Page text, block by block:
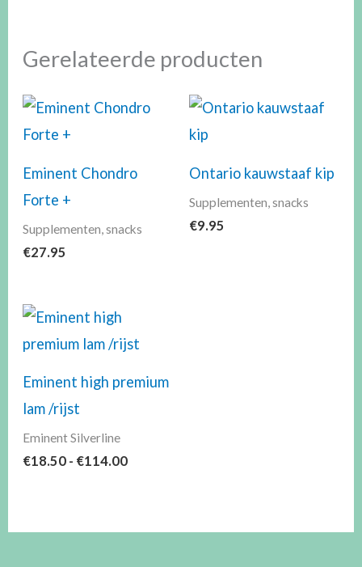
Gerelateerde producten
Eminent Chondro
Forte +
Supplementen, snacks
€27.95
Ontario kauwstaaf kip
Supplementen, snacks
€9.95
Eminent high premium
lam /rijst
Eminent Silverline
€18.50 - €114.00
tot